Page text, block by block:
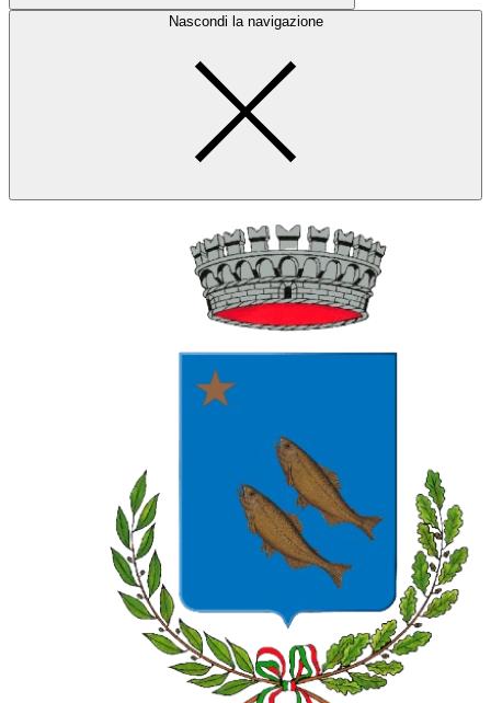
Nascondi la navigazione